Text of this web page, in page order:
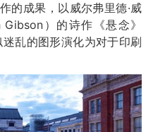
的成果，以威尔弗里德·威
）的诗作《悬念》
迷乱的图形演化为对于印刷